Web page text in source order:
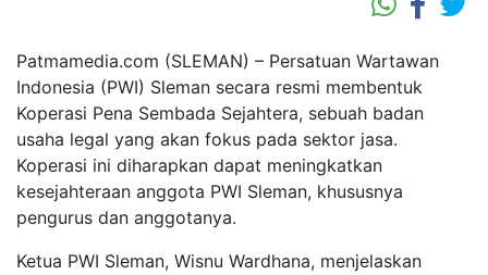
Patmamedia.com (SLEMAN) – Persatuan Wartawan
Indonesia (PWI) Sleman secara resmi membentuk
Koperasi Pena Sembada Sejahtera, sebuah badan
usaha legal yang akan fokus pada sektor jasa.
Koperasi ini diharapkan dapat meningkatkan
kesejahteraan anggota PWI Sleman, khususnya
pengurus dan anggotanya.
Ketua PWI Sleman, Wisnu Wardhana, menjelaskan